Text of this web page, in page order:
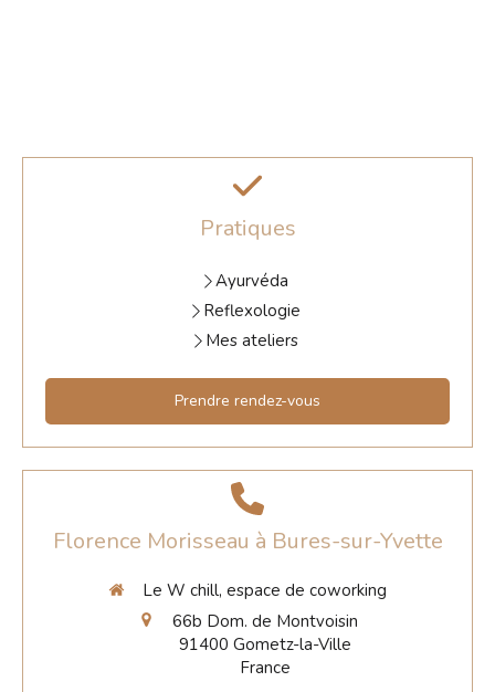
Pratiques
Ayurvéda
Reflexologie
Mes ateliers
Prendre rendez-vous
Florence Morisseau à Bures-sur-Yvette
Le W chill, espace de coworking
66b Dom. de Montvoisin
91400 Gometz-la-Ville
France